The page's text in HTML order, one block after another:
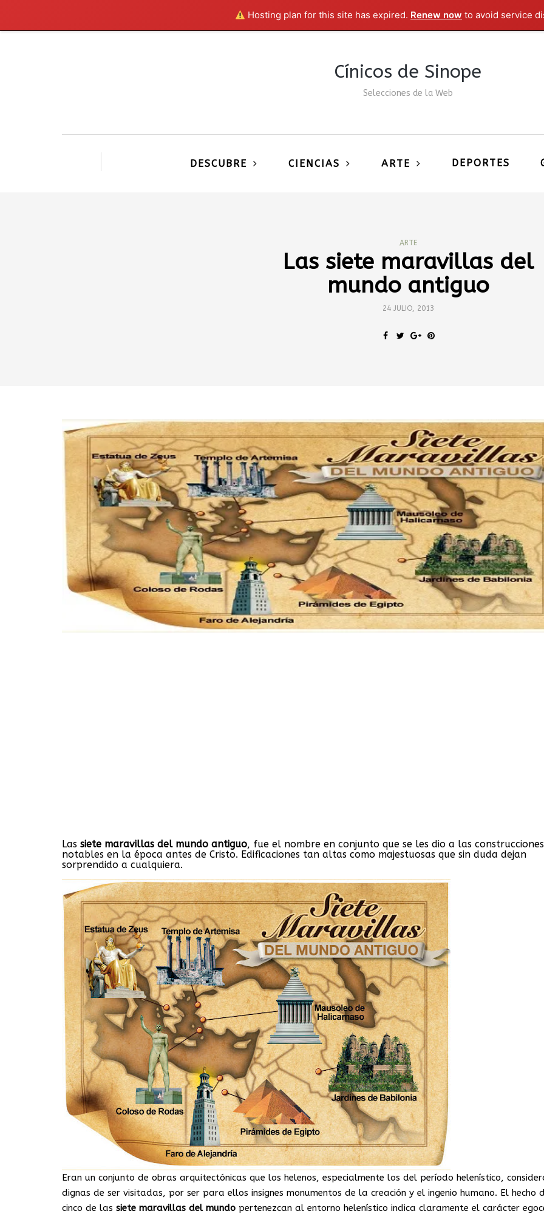
Hosting plan for this site has expired. Renew now to avoid service
Cínicos de Sinope
Selecciones de la Web
DESCUBRE CIENCIAS ARTE DEPORTES
ARTE
Las siete maravillas del
mundo antiguo
24 JULIO, 2013
Las siete maravillas del mundo antiguo, fue el nombre en conjunto que se les dio a las
notables en la época antes de Cristo. Edificaciones tan altas como majestuosas que sin duda dejan
sorprendido a cualquiera.
Eran un conjunto de obras arquitectónicas que los helenos, especialmente los del período helenístico,
dignas de ser visitadas, por ser para ellos insignes monumentos de la creación y el ingenio humano. El hecho
cinco de las siete maravillas del mundo pertenezcan al entorno helenístico indica claramente el carácter